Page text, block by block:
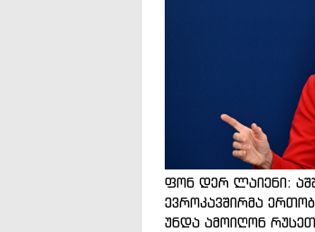
ფონ დერ ლაიენი:
ევროკავშირმა
უნდა ამოიღონ